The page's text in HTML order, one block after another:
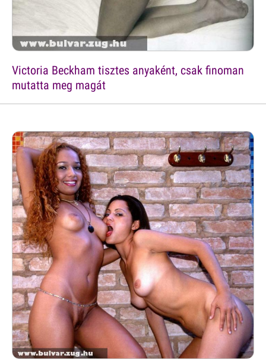
Victoria Beckham tisztes anyaként, csak finoman
mutatta meg magát